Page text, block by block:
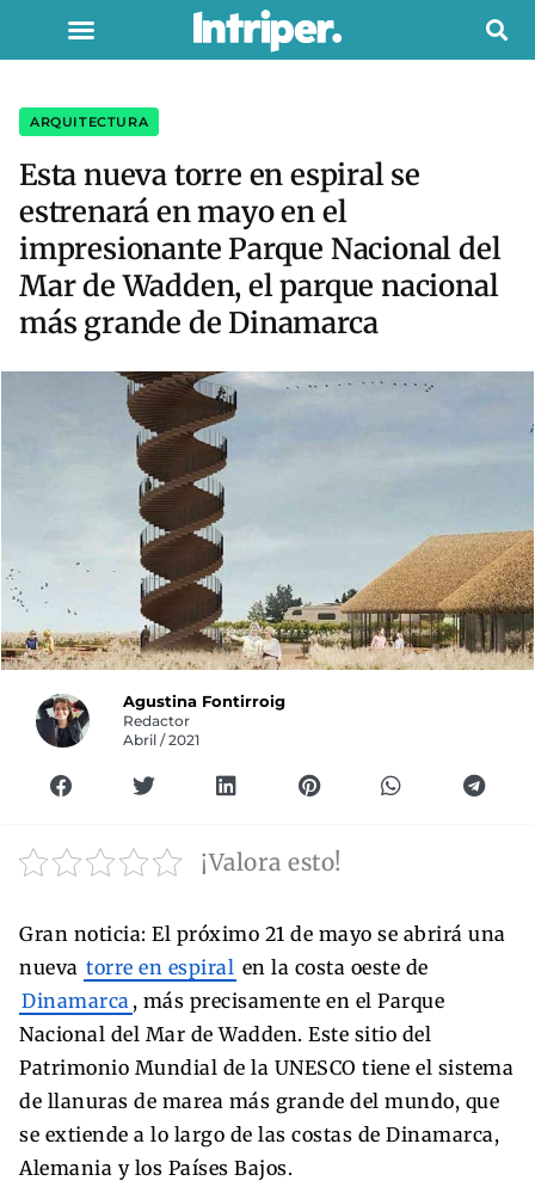
ARQUITECTURA
Esta nueva torre en espiral se
estrenará en mayo en el
impresionante Parque Nacional del
Mar de Wadden, el parque nacional
más grande de Dinamarca
Agustina Fontirroig
Redactor
Abril / 2021
¡Valora esto!
Gran noticia: El próximo 21 de mayo se abrirá una
nueva torre en espiral en la costa oeste de
Dinamarca , más precisamente en el Parque
Nacional del Mar de Wadden. Este sitio del
Patrimonio Mundial de la UNESCO tiene el sistema
de llanuras de marea más grande del mundo, que
se extiende a lo largo de las costas de Dinamarca,
Alemania y los Países Bajos.